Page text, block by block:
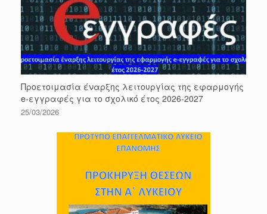
Προετοιμασία έναρξης λειτουργίας της εφαρμογής
e-εγγραφές για το σχολικό έτος 2026-2027
25/03/2026